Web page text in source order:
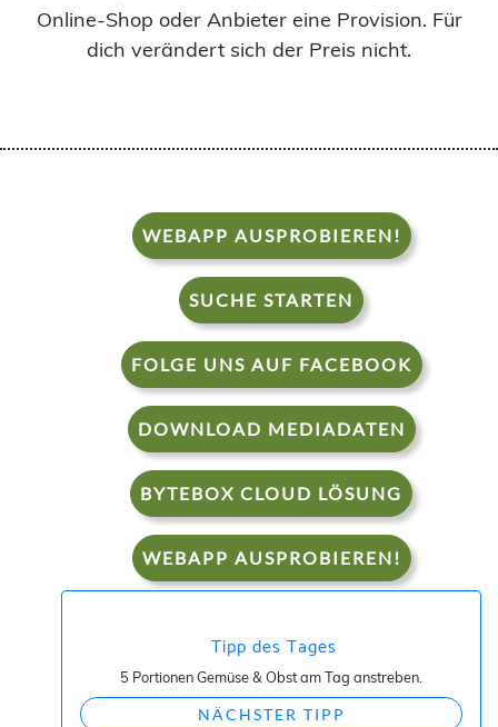
Online-Shop oder Anbieter eine Provision. Für
dich verändert sich der Preis nicht.
WEBAPP AUSPROBIEREN!
SUCHE STARTEN
FOLGE UNS AUF FACEBOOK
DOWNLOAD MEDIADATEN
BYTEBOX CLOUD LÖSUNG
WEBAPP AUSPROBIEREN!
Tipp des Tages
5 Portionen Gemüse & Obst am Tag anstreben.
NÄCHSTER TIPP